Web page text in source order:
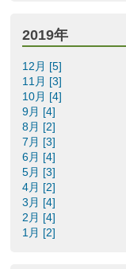
2019年
12月 [5]
11月 [3]
10月 [4]
9月 [4]
8月 [2]
7月 [3]
6月 [4]
5月 [3]
4月 [2]
3月 [4]
2月 [4]
1月 [2]